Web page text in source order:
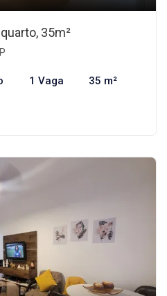
35m²
1 Vaga 35 m²